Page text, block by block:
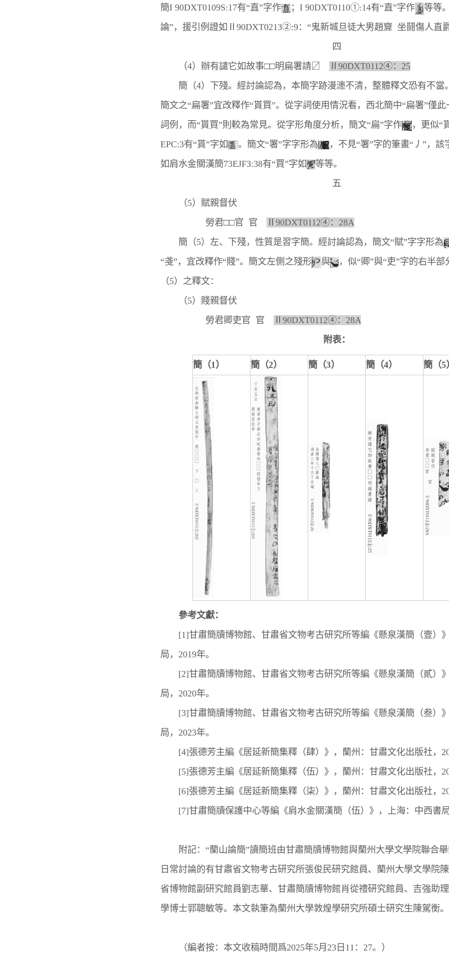
簡I 90DXT0109S:17有“直”字作
；I 90DXT0110①:14有“直”字作
等等
論”，援引例證如Ⅱ90DXT0213②:9：“鬼新城旦徒大男趙齎 坐鬪傷人直
四
（4）辦有譴它如故事□□明扁署請〼
Ⅱ90DXT0112④：25
簡（4）下殘。經討論認為，本簡字跡漫漶不清，整體釋文恐有不當
簡文之“扁署”宜改釋作“貰買”。從字詞使用情況看，西北簡中“扁署”僅
詞例，而“貰買”則較為常見。從字形角度分析，簡文“扁”字作
，更似“
EPC:3有“貰”字如
。簡文“署”字字形為
，不見“署”字的筆畫“丿”，該
如肩水金關漢簡73EJF3:38有“買”字如
等等。
五
（5）賦親督伏
勞君□□官 官
Ⅱ90DXT0112④：28A
簡（5）左、下殘，性質是習字簡。經討論認為，簡文“賦”字字形為
“戔”，宜改釋作“賤”。簡文左側之殘形
與
，似“卿”與“吏”字的右半部
（5）之釋文：
（5）賤親督伏
勞君卿吏官 官
Ⅱ90DXT0112④：28A
附表：
簡（1） 簡（2） 簡（3） 簡（4） 簡（5
參考文獻：
[1]甘肅簡牘博物館、甘肅省文物考古研究所等編《懸泉漢簡（壹）
局，2019年。
[2]甘肅簡牘博物館、甘肅省文物考古研究所等編《懸泉漢簡（貳）
局，2020年。
[3]甘肅簡牘博物館、甘肅省文物考古研究所等編《懸泉漢簡（叁）
局，2023年。
[4]張德芳主編《居延新簡集釋（肆）》，蘭州：甘肅文化出版社，
[5]張德芳主編《居延新簡集釋（伍）》，蘭州：甘肅文化出版社，
[6]張德芳主編《居延新簡集釋（柒）》，蘭州：甘肅文化出版社，
[7]甘肅簡牘保護中心等編《肩水金關漢簡（伍）》，上海：中西書
附記：“蘭山論簡”讀簡班由甘肅簡牘博物館與蘭州大學文學院聯合舉
日常討論的有甘肅省文物考古研究所張俊民研究館員、蘭州大學文學院
省博物館副研究館員劉志華、甘肅簡牘博物館肖從禮研究館員、吉強助
學博士郭聰敏等。本文執筆為蘭州大學敦煌學研究所碩士研究生陳駕衡。
（編者按：本文收稿時間爲2025年5月23日11：27。）